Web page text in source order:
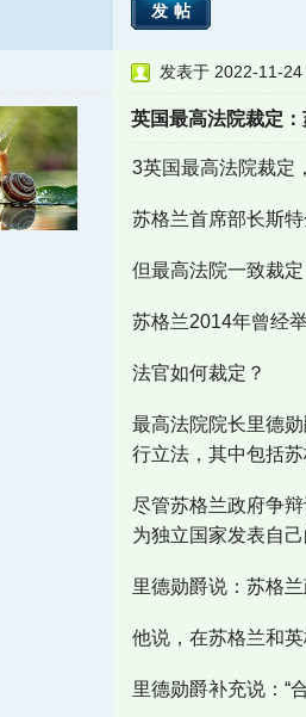
发帖
发表于 2022-11-24
英国最高法院裁定
3英国最高法院裁定
苏格兰首席部长斯
但最高法院一致裁定
苏格兰2014年曾经
法官如何裁定？
最高法院院长里德
行立法，其中包括苏
尽管苏格兰政府争
为独立国家发表自
里德勋爵说：苏格
他说，在苏格兰和
里德勋爵补充说：“